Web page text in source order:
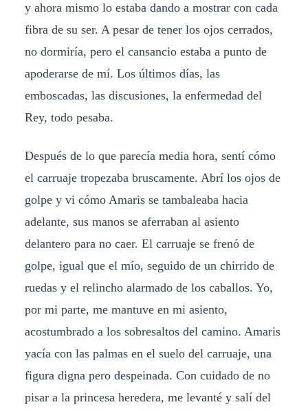
y ahora mismo lo estaba dando a mostrar con cada
fibra de su ser. A pesar de tener los ojos cerrados,
no dormiría, pero el cansancio estaba a punto de
apoderarse de mí. Los últimos días, las
emboscadas, las discusiones, la enfermedad del
Rey, todo pesaba.
Después de lo que parecía media hora, sentí cómo
el carruaje tropezaba bruscamente. Abrí los ojos de
golpe y vi cómo Amaris se tambaleaba hacia
adelante, sus manos se aferraban al asiento
delantero para no caer. El carruaje se frenó de
golpe, igual que el mío, seguido de un chirrido de
ruedas y el relincho alarmado de los caballos. Yo,
por mi parte, me mantuve en mi asiento,
acostumbrado a los sobresaltos del camino. Amaris
yacía con las palmas en el suelo del carruaje, una
figura digna pero despeinada. Con cuidado de no
pisar a la princesa heredera, me levanté y salí del